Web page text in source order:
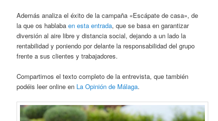
Además analiza el éxito de la campaña «Escápate de casa», de
la que os hablabaen esta entrada, que se basa en garantizar
diversión al aire libre y distancia social, dejando a un lado la
rentabilidad y poniendo por delante la responsabilidad del grupo
frente a sus clientes y trabajadores.
Compartimos el texto completo de la entrevista, que también
podéis leer online en La Opinión de Málaga.